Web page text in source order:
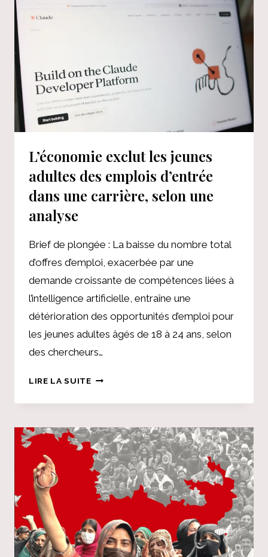
DE
L’économie exclut les jeunes
adultes des emplois d’entrée
dans une carrière, selon une
analyse
Brief de plongée : La baisse du nombre total
d’offres d’emploi, exacerbée par une
demande croissante de compétences liées à
l’intelligence artificielle, entraîne une
détérioration des opportunités d’emploi pour
les jeunes adultes âgés de 18 à 24 ans, selon
des chercheurs…
LIRE LA SUITEL’ÉCONOMIE
LES
ADULTES
DES
EMPLOIS
D’ENTRÉE
DANS
CARRIÈRE,
SELON
UNE